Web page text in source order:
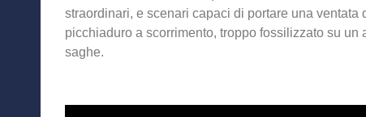
straordinari, e scenari capaci di portare una ventata
picchiaduro a scorrimento, troppo fossilizzato su
saghe.